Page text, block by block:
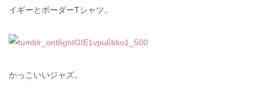
イギーとボーダーTシャツ。
かっこいいジャズ。